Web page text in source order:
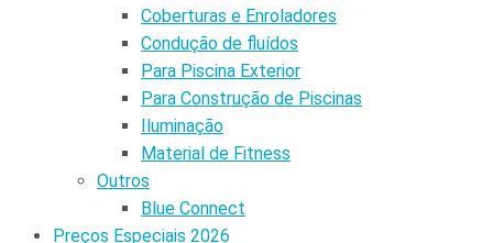
Coberturas e Enroladores
Condução de fluídos
Para Piscina Exterior
Para Construção de Piscinas
Iluminação
Material de Fitness
Outros
Blue Connect
Preços Especiais 2026